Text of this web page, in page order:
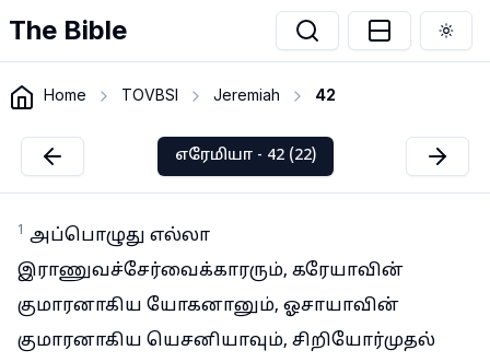
The Bible
Home TOVBSI Jeremiah 42
எரேமியா - 42 (22)
1 அப்பொழுது எல்லா
இராணுவச்சேர்வைக்காரரும், கரேயாவின்
குமாரனாகிய யோகனானும், ஓசாயாவின்
குமாரனாகிய யெசனியாவும், சிறியோர்முதல்